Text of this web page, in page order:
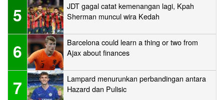
5
JDT gagal catat kemenangan lagi, Kpah
Sherman muncul wira Kedah
6
Barcelona could learn a thing or two from
Ajax about finances
7
Lampard menurunkan perbandingan antara
Hazard dan Pulisic